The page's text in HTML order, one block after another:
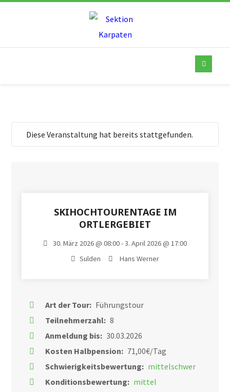
Diese Veranstaltung hat bereits stattgefunden.
SKIHOCHTOURENTAGE IM
ORTLERGEBIET
30. März 2026 @ 08:00 - 3. April 2026 @ 17:00
Sulden
Hans Werner
Art der Tour: Führungstour
Teilnehmerzahl: 8
Anmeldung bis: 30.03.2026
Kosten Halbpension: 71,00€/Tag
Schwierigkeitsbewertung: mittelschwer
Konditionsbewertung: mittel